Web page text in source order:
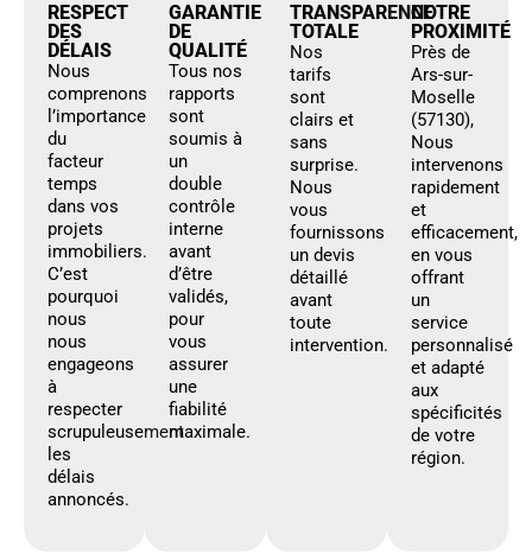
RESPECT
DES
DÉLAIS
Nous
comprenons
l’importance
du
facteur
temps
dans vos
projets
immobiliers.
C’est
pourquoi
nous
nous
engageons
à
respecter
scrupuleusement
les
délais
annoncés.
GARANTIE
DE
QUALITÉ
Tous nos
rapports
sont
soumis à
un
double
contrôle
interne
avant
d’être
validés,
pour
vous
assurer
une
fiabilité
maximale.
TRANSPARENCE
TOTALE
Nos
tarifs
sont
clairs et
sans
surprise.
Nous
vous
fournissons
un devis
détaillé
avant
toute
intervention.
NOTRE
PROXIMITÉ
Près de
Ars-sur-
Moselle
(57130),
Nous
intervenons
rapidement
et
efficacement,
en vous
offrant
un
service
personnalisé
et adapté
aux
spécificités
de votre
région.